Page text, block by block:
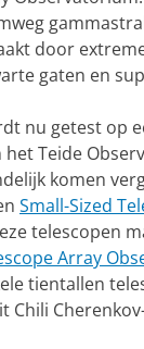
door
gaten en
nu getest op
het Teide
komen
Small-Sized
telescopen
Array
tientallen
Chili